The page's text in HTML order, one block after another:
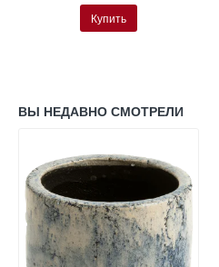
Купить
ВЫ НЕДАВНО СМОТРЕЛИ